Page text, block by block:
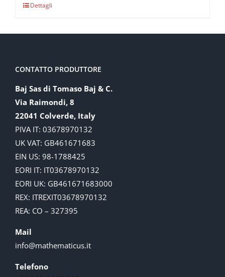
Dettagli
CONTATTO PRODUTTORE
Baj Sas di Tomaso Baj & C.
Via Raimondi, 8
22041 Colverde, Italy
PIVA IT: 03678970132
UK VAT: GB461671683
EIN US: 98-1788425
EORI IT: IT03678970132
EORI UK: GB461671683000
REX: ITREXIT03678970132
REA: CO – 327395
Mail
info@mathematicus.it
Telefono